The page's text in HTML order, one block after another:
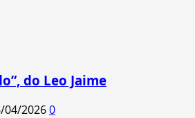
do Leo Jaime
04/20260